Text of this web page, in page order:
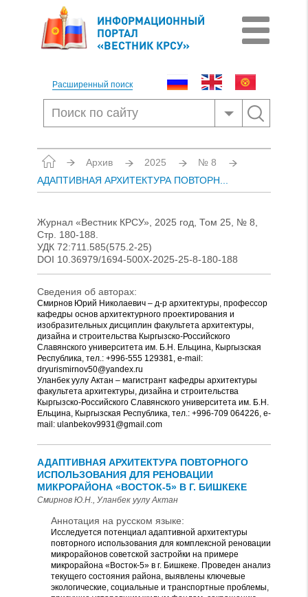
ИНФОРМАЦИОННЫЙ
ПОРТАЛ
«ВЕСТНИК КРСУ»
Расширенный поиск
Архив 2025
№ 8
АДАПТИВНАЯ АРХИТЕКТУРА ПОВТОРН...
Журнал «Вестник КРСУ», 2025 год, Том 25, № 8,
Стр. 180-188.
УДК 72:711.585(575.2-25)
DOI 10.36979/1694-500X-2025-25-8-180-188
Сведения об авторах:
Смирнов Юрий Николаевич – д-р архитектуры, профессор
кафедры основ архитектурного проектирования и
изобразительных дисциплин факультета архитектуры,
дизайна и строительства Кыргызско-Российского
Славянского университета им. Б.Н. Ельцина, Кыргызская
Республика, тел.: +996-555 129381, e-mail:
dryurismirnov50@yandex.ru
Уланбек уулу Актан – магистрант кафедры архитектуры
факультета архитектуры, дизайна и строительства
Кыргызско-Российского Славянского университета им. Б.Н.
Ельцина, Кыргызская Республика, тел.: +996-709 064226, e-
mail: ulanbekov9931@gmail.com
АДАПТИВНАЯ АРХИТЕКТУРА ПОВТОРНОГО
ИСПОЛЬЗОВАНИЯ ДЛЯ РЕНОВАЦИИ
МИКРОРАЙОНА «ВОСТОК-5» В Г. БИШКЕКЕ
Смирнов Ю.Н., Уланбек уулу Актан
Аннотация на русском языке:
Исследуется потенциал адаптивной архитектуры
повторного использования для комплексной реновации
микрорайонов советской застройки на примере
микрорайона «Восток-5» в г. Бишкеке. Проведен анализ
текущего состояния района, выявлены ключевые
экологические, социальные и транспортные проблемы,